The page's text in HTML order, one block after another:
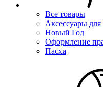
Все товары
Аксессуары для
Новый Год
Оформление
Пасха